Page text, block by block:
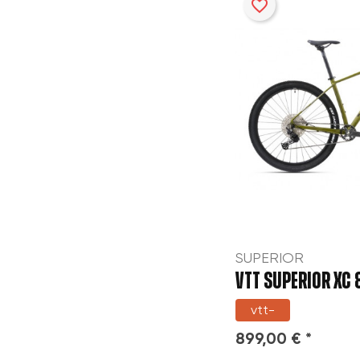
SUPERIOR
VTT SUPERIOR
vtt-
899,00 € *
favorite_border